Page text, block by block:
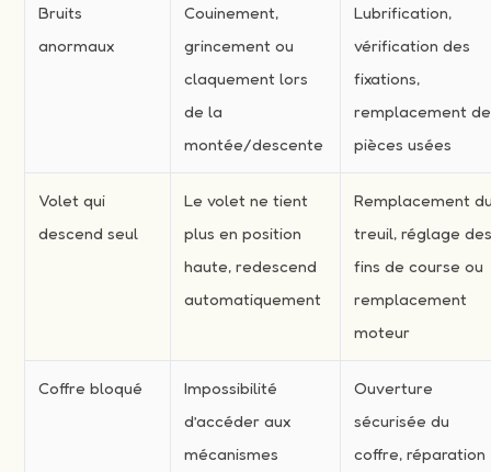
Bruits
anormaux
Couinement,
grincement ou
claquement lors
de la
montée/descente
Lubrification,
vérification des
fixations,
remplacement de
pièces usées
Volet qui
descend seul
Le volet ne tient
plus en position
haute, redescend
automatiquement
Remplacement
treuil, réglage
fins de course ou
remplacement
moteur
Coffre bloqué
Impossibilité
d’accéder aux
mécanismes
Ouverture
sécurisée du
coffre, réparation